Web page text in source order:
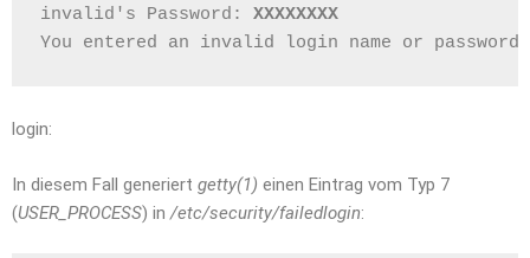
invalid's Password: XXXXXXXX
You entered an invalid login name or password.
login:
In diesem Fall generiert getty(1) einen Eintrag vom Typ 7
(USER_PROCESS) in /etc/security/failedlogin: